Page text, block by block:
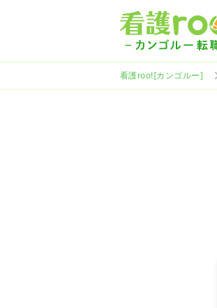
看護roo![カンゴルー]